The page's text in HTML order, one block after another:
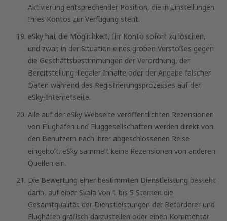
Aktivierung entsprechender Position, die in Einstellungen
Ihres Kontos zur Verfügung steht.
eSky hat die Möglichkeit, Ihr Konto sofort zu löschen,
und zwar, in der Situation eines groben Verstoßes gegen
die Geschäftsbestimmungen der Verordnung, der
Bereitstellung illegaler Inhalte oder der Angabe falscher
Daten während des Registrierungsprozesses auf der
eSky-Internetseite.
Alle auf der eSky Webseite veröffentlichten Rezensionen
von Flughäfen und Fluggesellschaften werden direkt von
den Benutzern nach ihrer abgeschlossenen Reise
eingeholt. eSky sammelt keine Rezensionen von anderen
Quełlen ein.
Die Bewertung einer bestimmten Dienstleistung besteht
darin, auf einer Skala von 1 bis 5 Sternen die
Gesamtqualität der Dienstleistungen der Beförderer und
Flughäfen grafisch darzustellen oder einen Kommentar